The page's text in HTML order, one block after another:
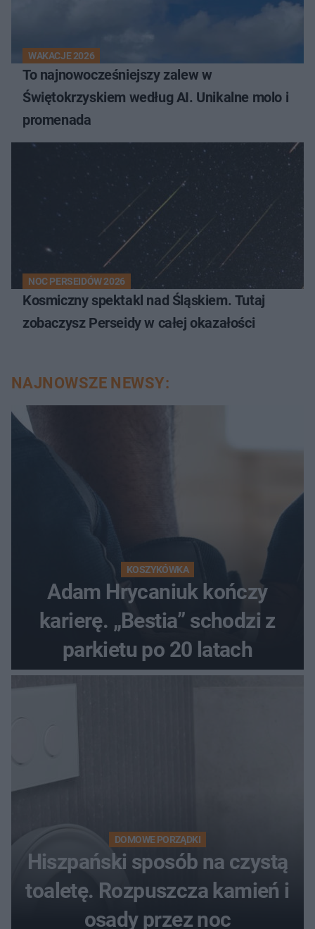
WAKACJE 2026
To najnowocześniejszy zalew w
Świętokrzyskiem według AI. Unikalne molo i
promenada
NOC PERSEIDÓW 2026
Kosmiczny spektakl nad Śląskiem. Tutaj
zobaczysz Perseidy w całej okazałości
NAJNOWSZE NEWSY:
KOSZYKÓWKA
Adam Hrycaniuk kończy
karierę. „Bestia” schodzi z
parkietu po 20 latach
DOMOWE PORZĄDKI
Hiszpański sposób na czystą
toaletę. Rozpuszcza kamień i
osady przez noc